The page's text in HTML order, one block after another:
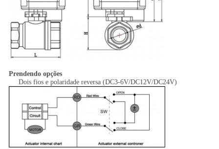
Prendendo opções
Dois fios e polaridade reversa (DC3-6V/DC12V/DC24V)